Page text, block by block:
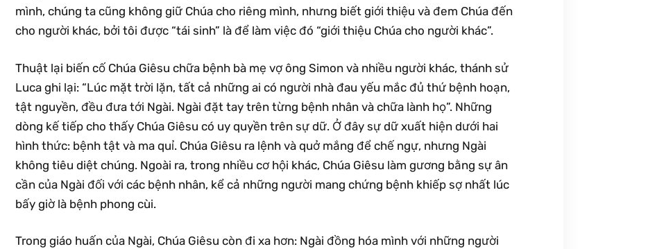
mình, chúng ta cũng không giữ Chúa cho riêng mình, nhưng biết giới thiệu và đem Chúa đến
cho người khác, bởi tôi được “tái sinh” là để làm việc đó “giới thiệu Chúa cho người khác”.
Thuật lại biến cố Chúa Giêsu chữa bệnh bà mẹ vợ ông Simon và nhiều người khác, thánh sử
Luca ghi lại: “Lúc mặt trời lặn, tất cả những ai có người nhà đau yếu mắc đủ thứ bệnh hoạn,
tật nguyền, đều đưa tới Ngài. Ngài đặt tay trên từng bệnh nhân và chữa lành họ”. Những
dòng kế tiếp cho thấy Chúa Giêsu có uy quyền trên sự dữ. Ở đây sự dữ xuất hiện dưới hai
hình thức: bệnh tật và ma quỉ. Chúa Giêsu ra lệnh và quở mắng để chế ngự, nhưng Ngài
không tiêu diệt chúng. Ngoài ra, trong nhiều cơ hội khác, Chúa Giêsu làm gương bằng sự ân
cần của Ngài đối với các bệnh nhân, kể cả những người mang chứng bệnh khiếp sợ nhất lúc
bấy giờ là bệnh phong cùi.
Trong giáo huấn của Ngài, Chúa Giêsu còn đi xa hơn: Ngài đồng hóa mình với những người